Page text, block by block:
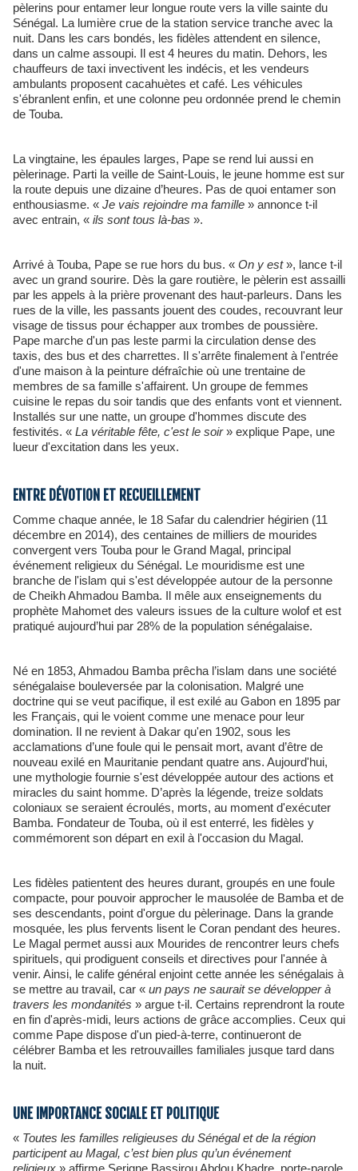
pèlerins pour entamer leur longue route vers la ville sainte du
Sénégal. La lumière crue de la station service tranche avec la
nuit. Dans les cars bondés, les fidèles attendent en silence,
dans un calme assoupi. Il est 4 heures du matin. Dehors, les
chauffeurs de taxi invectivent les indécis, et les vendeurs
ambulants proposent cacahuètes et café. Les véhicules
s'ébranlent enfin, et une colonne peu ordonnée prend le chemin
de Touba.
La vingtaine, les épaules larges, Pape se rend lui aussi en
pèlerinage. Parti la veille de Saint-Louis, le jeune homme est sur
la route depuis une dizaine d’heures. Pas de quoi entamer son
enthousiasme. « Je vais rejoindre ma famille » annonce t-il
avec entrain, « ​ils sont tous là-bas ».
Arrivé à Touba, Pape se rue hors du bus. « On y est», lance t-il
avec un grand sourire. Dès la gare routière, le pèlerin est assailli
par les appels à la prière provenant des haut-parleurs. Dans les
rues de la ville, les passants jouent des coudes, recouvrant leur
visage de tissus pour échapper aux trombes de poussière.
Pape marche d'un pas leste parmi la circulation dense des
taxis, des bus et des charrettes. Il s'arrête finalement à l'entrée
d'une maison à la peinture défraîchie où une trentaine de
membres de sa famille s'affairent. Un groupe de femmes
cuisine le repas du soir tandis que des enfants vont et viennent.
Installés sur une natte, un groupe d'hommes discute des
festivités. « ​La véritable fête, c'est le soir» explique Pape, une
lueur d'excitation dans les yeux.
ENTRE DÉVOTION ET RECUEILLEMENT
Comme chaque année, le 18 Safar du calendrier hégirien (11
décembre en 2014), des centaines de milliers de mourides
convergent vers Touba pour le Grand Magal, principal
événement religieux du Sénégal. Le mouridisme est une
branche de l'islam qui s'est développée autour de la personne
de Cheikh Ahmadou Bamba. Il mêle aux enseignements du
prophète Mahomet des valeurs issues de la culture wolof et est
pratiqué aujourd’hui par 28% de la population sénégalaise.
Né en 1853, Ahmadou Bamba prêcha l’islam dans une société
sénégalaise bouleversée par la colonisation. Malgré une
doctrine qui se veut pacifique, il est exilé au Gabon en 1895 par
les Français, qui le voient comme une menace pour leur
domination. Il ne revient à Dakar qu'en 1902, sous les
acclamations d’une foule qui le pensait mort, avant d’être de
nouveau exilé en Mauritanie pendant quatre ans. Aujourd'hui,
une mythologie fournie s'est développée autour des actions et
miracles du saint homme. D’après la légende, treize soldats
coloniaux se seraient écroulés, morts, au moment d'exécuter
Bamba. Fondateur de Touba, où il est enterré, les fidèles y
commémorent son départ en exil à l'occasion du Magal.
Les fidèles patientent des heures durant, groupés en une foule
compacte, pour pouvoir approcher le mausolée de Bamba et de
ses descendants, point d'orgue du pèlerinage. Dans la grande
mosquée, les plus fervents lisent le Coran pendant des heures.
Le Magal permet aussi aux Mourides de rencontrer leurs chefs
spirituels, qui prodiguent conseils et directives pour l'année à
venir. Ainsi, le calife général enjoint cette année les sénégalais à
se mettre au travail, car « un pays ne saurait se développer à
travers les mondanités » argue t-il. Certains reprendront la route
en fin d'après-midi, leurs actions de grâce accomplies. Ceux qui
comme Pape dispose d'un pied-à-terre, continueront de
célébrer Bamba et les retrouvailles familiales jusque tard dans
la nuit.
UNE IMPORTANCE SOCIALE ET POLITIQUE
« Toutes les familles religieuses du Sénégal et de la région
participent au Magal, c’est bien plus qu’un événement
religieux » affirme Serigne Bassirou Abdou Khadre, porte-parole